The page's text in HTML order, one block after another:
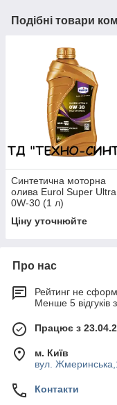
Подібні товари
Синтетична моторна
олива Eurol Super
0W-30 (1 л)
Ціну уточнюйте
Про нас
Рейтинг не
Менше 5 відгуків
Працює з
м. Київ
вул.
Контакти